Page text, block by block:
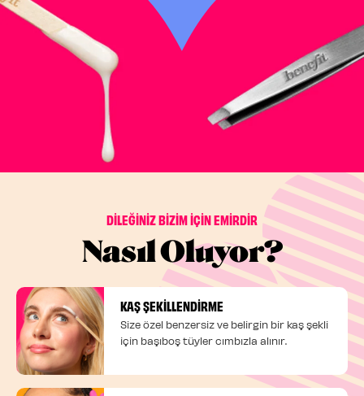
DİLEĞİNİZ BİZİM İÇİN EMİRDİR
Nasıl Oluyor?
KAŞ ŞEKİLLENDİRME
Size özel benzersiz ve belirgin bir kaş şekli
için başıboş tüyler cımbızla alınır.